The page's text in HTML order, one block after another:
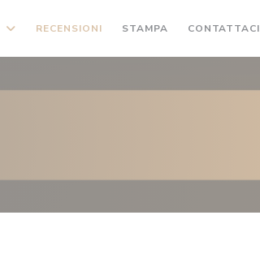
RECENSIONI STAMPA CONTATTACI